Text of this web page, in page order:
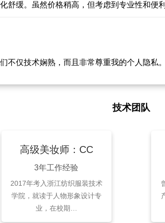
舒缓。虽然价格稍高，但考虑到专业性和便
不仅技术娴熟，而且非常尊重我的个人隐私。
技术团队
高级美妆师：CC
3年工作经验
2017年考入浙江纺织服装技术
学院，就读于人物形象设计专
业，在校期…